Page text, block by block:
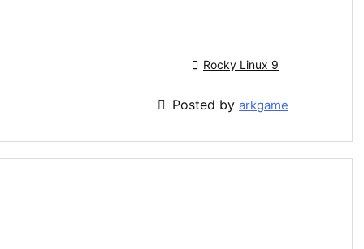
 Rocky Linux 9
 Posted by arkgame